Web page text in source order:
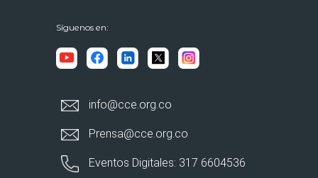
Síguenos en:
info@cce.org.co
Prensa@cce.org.co
Eventos Digitales: 317 6604536